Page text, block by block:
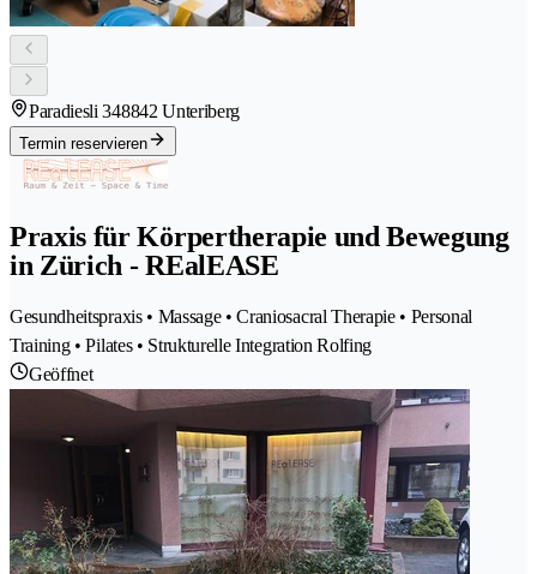
Paradiesli 348842 Unteriberg
Termin reservieren
Praxis für Körpertherapie und Bewegung
in Zürich - REalEASE
Gesundheitspraxis • Massage • Craniosacral Therapie • Personal
Training • Pilates • Strukturelle Integration Rolfing
Geöffnet